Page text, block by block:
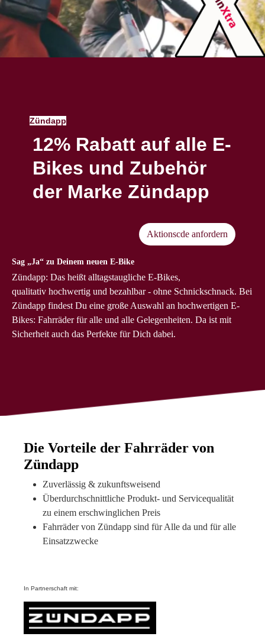
Zündapp
12% Rabatt auf alle E-
Bikes und Zubehör
der Marke Zündapp
Aktionscde anfordern
Sag „Ja“ zu Deinem neuen E-Bike
Zündapp: Das heißt alltagstaugliche E-Bikes,
qualitativ hochwertig und bezahlbar - ohne Schnickschnack. Bei
Zündapp findest Du eine große Auswahl an hochwertigen E-
Bikes: Fahrräder für alle und alle Gelegenheiten. Da ist mit
Sicherheit auch das Perfekte für Dich dabei.
Die Vorteile der Fahrräder von
Zündapp
Zuverlässig & zukunftsweisend
Überdurchschnittliche Produkt- und Servicequalität
zu einem erschwinglichen Preis
Fahrräder von Zündapp sind für Alle da und für alle
Einsatzzwecke
In Partnerschaft mit: